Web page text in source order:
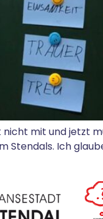
mit und jetzt
Stendals. Ich